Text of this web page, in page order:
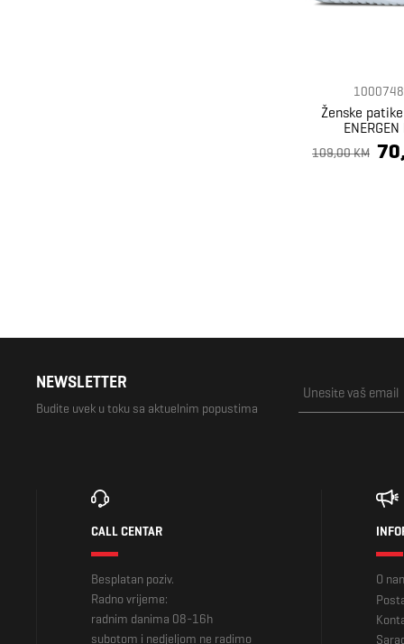
Ženske
109,00 KM
NEWSLETTER
Budite uvek u toku sa aktuelnim popustima
CALL CENTAR
Besplatan poziv.
Radno vrijeme:
radnim danima 08-16h
subotom i nedjeljom ne radimo
O